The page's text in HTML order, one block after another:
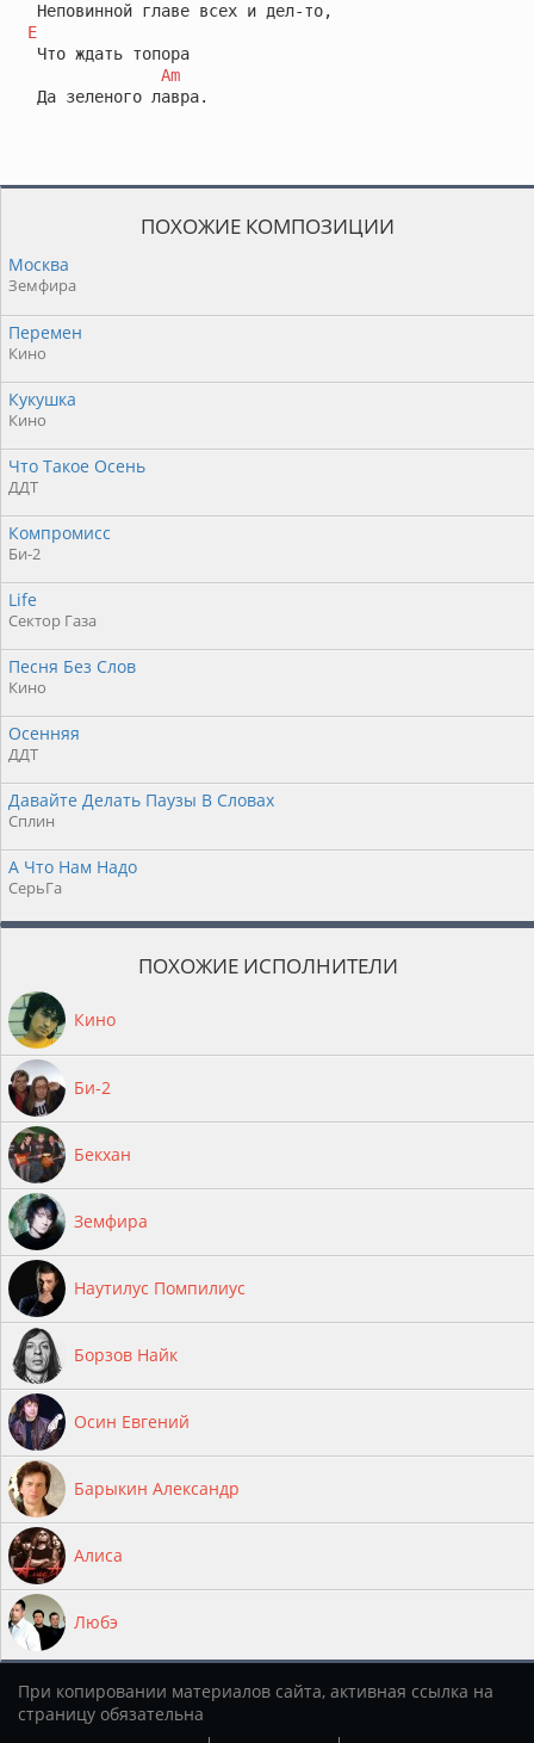
E
Что ждать топора
Am
Да зеленого лавра.
ПОХОЖИЕ КОМПОЗИЦИИ
Москва
Земфира
Перемен
Кино
Кукушка
Кино
Что Такое Осень
ДДТ
Компромисс
Би-2
Life
Сектор Газа
Песня Без Слов
Кино
Осенняя
ДДТ
Давайте Делать Паузы В Словах
Сплин
А Что Нам Надо
СерьГа
ПОХОЖИЕ ИСПОЛНИТЕЛИ
Кино
Би-2
Бекхан
Земфира
Наутилус Помпилиус
Борзов Найк
Осин Евгений
Барыкин Александр
Алиса
Любэ
При копировании материалов сайта, активная ссылка на
страницу обязательна